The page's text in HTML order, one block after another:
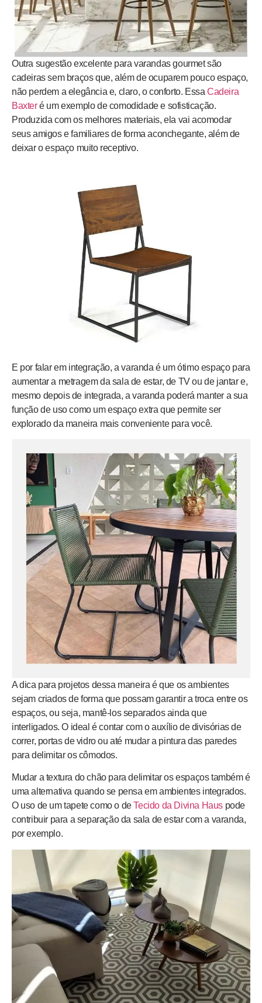
Outra sugestão excelente para varandas gourmet são
cadeiras sem braços que, além de ocuparem pouco espaço,
não perdem a elegância e, claro, o conforto. EssaCadeira
Baxteré um exemplo de comodidade e sofisticação.
Produzida com os melhores materiais, ela vai acomodar
seus amigos e familiares de forma aconchegante, além de
deixar o espaço muito receptivo.
E por falar em integração, a varanda é um ótimo espaço para
aumentar a metragem da sala de estar, de TV ou de jantar e,
mesmo depois de integrada, a varanda poderá manter a sua
função de uso como um espaço extra que permite ser
explorado da maneira mais conveniente para você.
A dica para projetos dessa maneira é que os ambientes
sejam criados de forma que possam garantir a troca entre os
espaços, ou seja, mantê-los separados ainda que
interligados. O ideal é contar com o auxílio de divisórias de
correr, portas de vidro ou até mudar a pintura das paredes
para delimitar os cômodos.
Mudar a textura do chão para delimitar os espaços também é
uma alternativa quando se pensa em ambientes integrados.
O uso de um tapete como o deTecido da Divina Haus pode
contribuir para a separação da sala de estar com a varanda,
por exemplo.